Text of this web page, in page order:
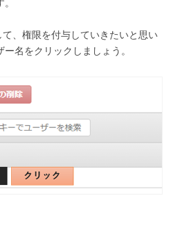
、権限を付与していきたいと思い
名をクリックしましょう。